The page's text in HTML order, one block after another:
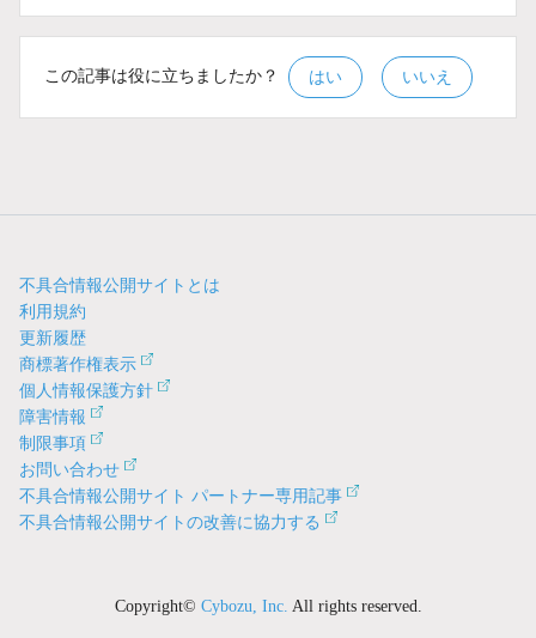
この記事は役に立ちましたか？ はい いいえ
不具合情報公開サイトとは
利用規約
更新履歴
商標著作権表示
個人情報保護方針
障害情報
制限事項
お問い合わせ
不具合情報公開サイト パートナー専用記事
不具合情報公開サイトの改善に協力する
Copyright© Cybozu, Inc. All rights reserved.